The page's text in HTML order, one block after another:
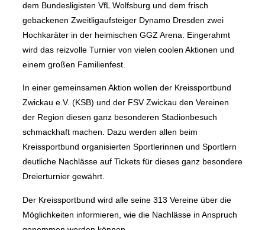
dem Bundesligisten VfL Wolfsburg und dem frisch
gebackenen Zweitligaufsteiger Dynamo Dresden zwei
Hochkaräter in der heimischen GGZ Arena. Eingerahmt
wird das reizvolle Turnier von vielen coolen Aktionen und
einem großen Familienfest.
In einer gemeinsamen Aktion wollen der Kreissportbund
Zwickau e.V. (KSB) und der FSV Zwickau den Vereinen
der Region diesen ganz besonderen Stadionbesuch
schmackhaft machen. Dazu werden allen beim
Kreissportbund organisierten Sportlerinnen und Sportlern
deutliche Nachlässe auf Tickets für dieses ganz besondere
Dreierturnier gewährt.
Der Kreissportbund wird alle seine 313 Vereine über die
Möglichkeiten informieren, wie die Nachlässe in Anspruch